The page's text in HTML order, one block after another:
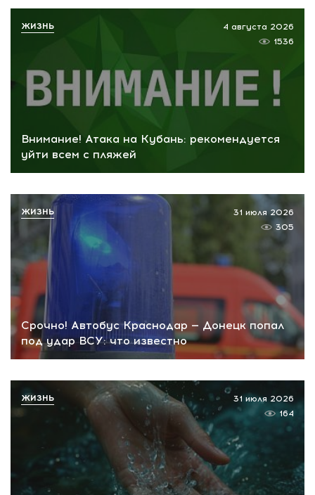
Внимание! Атака на Кубань: рекомендуется
уйти всем с пляжей
4 августа 2026
1536
ЖИЗНЬ
Срочно! Автобус Краснодар — Донецк попал
под удар ВСУ: что известно
31 июля 2026
305
ЖИЗНЬ
31 июля 2026
164
ЖИЗНЬ